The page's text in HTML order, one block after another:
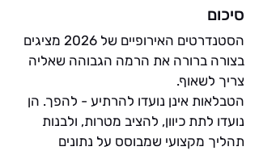
סיכום
הסטנדרטים האירופיים של 2026 מציגים
בצורה ברורה את הרמה הגבוהה שאליה
צריך לשאוף.
הטבלאות אינן נועדו להרתיע - להפך. הן
נועדו לתת כיוון, להציב מטרות, ולבנות
תהליך מקצועי שמבוסס על נתונים